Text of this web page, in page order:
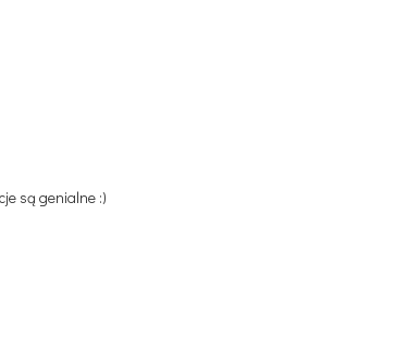
są genialne :)